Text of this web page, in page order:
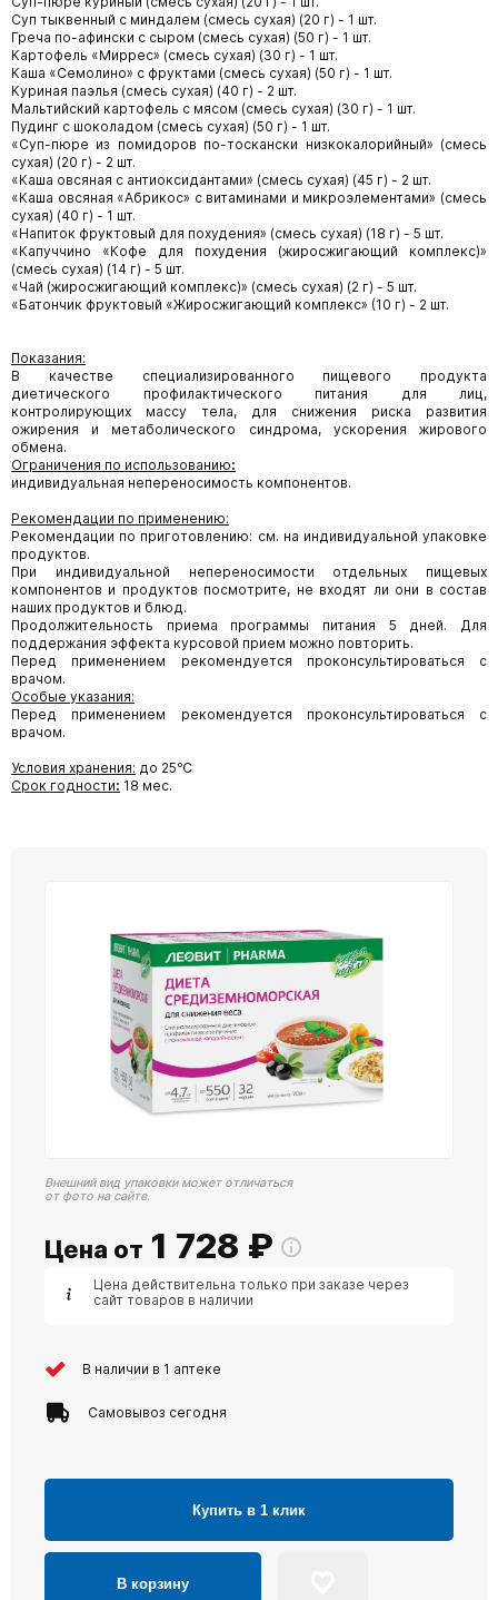
Суп тыквенный с миндалем (смесь сухая) (20 г) - 1 шт.
Греча по-афински с сыром (смесь сухая) (50 г) - 1 шт.
Картофель «Миррес» (смесь сухая) (30 г) - 1 шт.
Каша «Семолино» с фруктами (смесь сухая) (50 г) - 1 шт.
Куриная паэлья (смесь сухая) (40 г) - 2 шт.
Мальтийский картофель с мясом (смесь сухая) (30 г) - 1 шт.
Пудинг с шоколадом (смесь сухая) (50 г) - 1 шт.
«Суп-пюре из помидоров по-тоскански низкокалорийный» (смесь
сухая) (20 г) - 2 шт.
«Каша овсяная с антиоксидантами» (смесь сухая) (45 г) - 2 шт.
«Каша овсяная «Абрикос» с витаминами и микроэлементами» (смесь
сухая) (40 г) - 1 шт.
«Напиток фруктовый для похудения» (смесь сухая) (18 г) - 5 шт.
«Капуччино «Кофе для похудения (жиросжигающий комплекс)»
(смесь сухая) (14 г) - 5 шт.
«Чай (жиросжигающий комплекс)» (смесь сухая) (2 г) - 5 шт.
«Батончик фруктовый «Жиросжигающий комплекс» (10 г) - 2 шт.
Показания:
В качестве специализированного пищевого продукта
диетического профилактического питания для лиц,
контролирующих массу тела, для снижения риска развития
ожирения и метаболического синдрома, ускорения жирового
обмена.
Ограничения по использованию:
индивидуальная непереносимость компонентов.
Рекомендации по применению:
Рекомендации по приготовлению: см. на индивидуальной упаковке
продуктов.
При индивидуальной непереносимости отдельных пищевых
компонентов и продуктов посмотрите, не входят ли они в состав
наших продуктов и блюд.
Продолжительность приема программы питания 5 дней. Для
поддержания эффекта курсовой прием можно повторить.
Перед применением рекомендуется проконсультироваться с
врачом.
Особые указания:
Перед применением рекомендуется проконсультироваться с
врачом.
Условия хранения: до 25℃
Срок годности: 18 мес.
Внешний вид упаковки может отличаться
от фото на сайте.
Цена от 1 728 ₽
Цена действительна только при заказе через
сайт товаров в наличии
В наличии в 1 аптеке
Самовывоз сегодня
Купить в 1 клик
В корзину